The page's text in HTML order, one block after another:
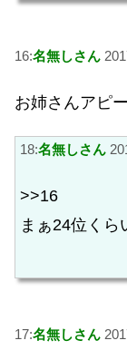
16:名無しさん
お姉さんアピ
18:名無しさん
>>16
まぁ24位くら
17:名無しさん